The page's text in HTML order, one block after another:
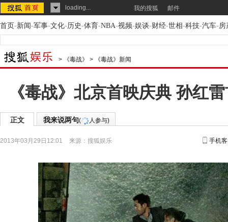
loading... 我的搜狐 邮件
首页-新闻-军事-文化-历史-体育-NBA-视频-娱谈-财经-世相-科技-汽车-房
> 《毒战》 > 《毒战》新闻
《毒战》北京首映庆典 孙红
正文 我来说两句( 人参与)
2013年03月29日12:01 来源： 搜狐娱乐 手机